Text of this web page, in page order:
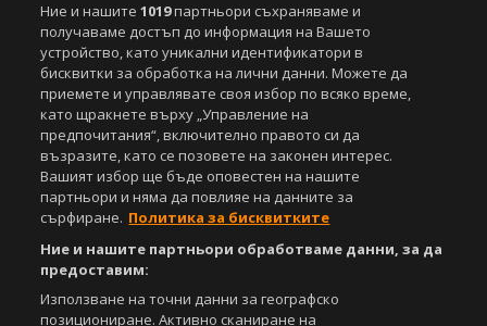
Copyright © 2007-2026 Агенция Спортал. Всички права запазени.
Този уебсайт е собственост наSportal Media Group
За нас Екип За рекламa
Общи условия
Етични правила на НСС
Лични данни
Управление на предпочитания
Съдържанието на този уеб сайт и технологиите, използвани в него, са
под закрила на Закона за авторското право и сродните му права.
Всички статии, репортажи, интервюта и други текстови, графични и
видео материали, публикувани в сайта, са собственост на Агенция
Спортал, освен ако изрично е посочено друго. Допуска се
Агенция Спортал, посочване на източника и добавяне на линк към
Ние и нашите1019партньори съхраняваме и
получаваме достъп до информация на Вашето
устройство, като уникални идентификатори в
бисквитки за обработка на лични данни. Можете да
приемете и управлявате своя избор по всяко време,
като щракнете върху „Управление на
предпочитания“, включително правото си да
възразите, като се позовете на законен интерес.
Вашият избор ще бъде оповестен на нашите
партньори и няма да повлияе на данните за
сърфиране. Политика за бисквитките
Ние и нашите партньори обработваме данни, за да
предоставим:
Използване на точни данни за географско
позициониране. Активно сканиране на